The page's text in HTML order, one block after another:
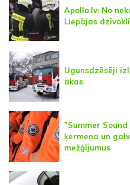
Apollo.lv: No
Liepājas
Ugunsdzēsēji
akas
"Summer
ķermeņa un
mežģījumus